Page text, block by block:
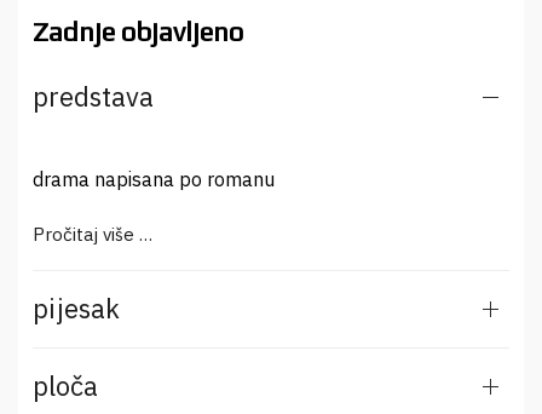
Zadnje objavljeno
predstava
drama napisana po romanu
Pročitaj više …
pijesak
ploča